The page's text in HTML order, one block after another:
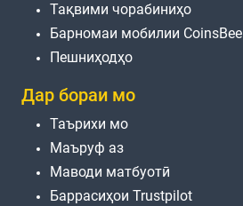
Тақвими чорабиниҳо
Барномаи мобилии CoinsBee
Пешниҳодҳо
Дар бораи мо
Таърихи мо
Маъруф аз
Маводи матбуотӣ
Баррасиҳои Trustpilot